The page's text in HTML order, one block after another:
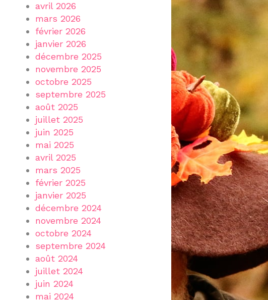
avril 2026
mars 2026
février 2026
janvier 2026
décembre 2025
novembre 2025
octobre 2025
septembre 2025
août 2025
juillet 2025
juin 2025
mai 2025
avril 2025
mars 2025
février 2025
janvier 2025
décembre 2024
novembre 2024
octobre 2024
septembre 2024
août 2024
juillet 2024
juin 2024
mai 2024